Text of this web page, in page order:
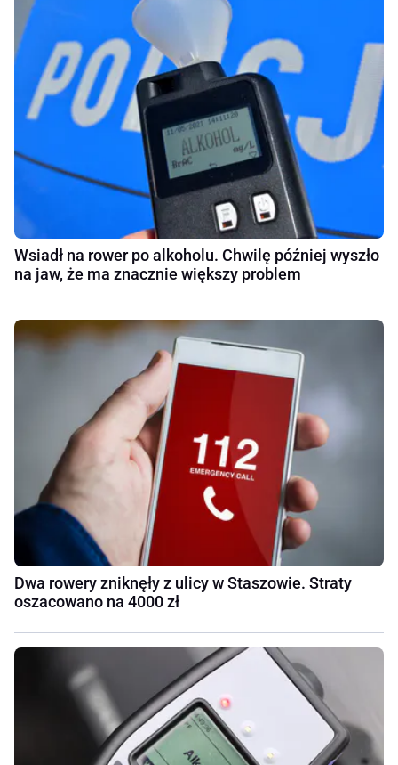
Wsiadł na rower po alkoholu. Chwilę później wyszło
na jaw, że ma znacznie większy problem
Dwa rowery zniknęły z ulicy w Staszowie. Straty
oszacowano na 4000 zł